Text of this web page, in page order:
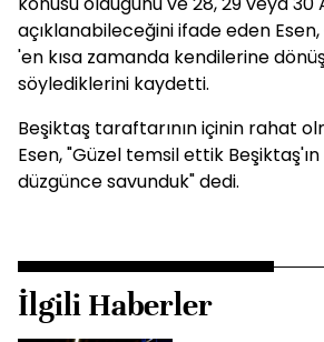
açıklanabileceğini ifade eden
'en kısa zamanda kendilerine
söylediklerini kaydetti.
Beşiktaş taraftarının içinin rahat
Esen, "Güzel temsil ettik Beşiktaş'ın
düzgünce savunduk" dedi.
İlgili Haberler